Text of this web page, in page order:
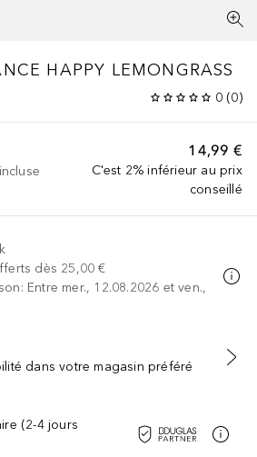
HAPPY LEMONGRASS
0 (0)
14,99 €
C'est 2% inférieur au prix
conseillé
dès 25,00 €
Entre mer., 12.08.2026 et ven.,
AU PANIER
dans votre magasin préféré
(2-4 jours